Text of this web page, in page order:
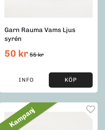
Garn Rauma Vams Ljus
syrén
50 kr 55 kr
INFO KÖP
Kampanj